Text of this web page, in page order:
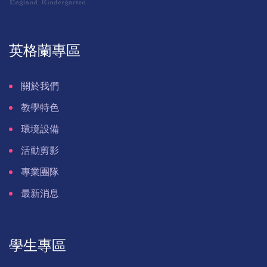
英格蘭專區
關於我們
教學特色
環境設備
活動剪影
專業團隊
最新消息
學生專區